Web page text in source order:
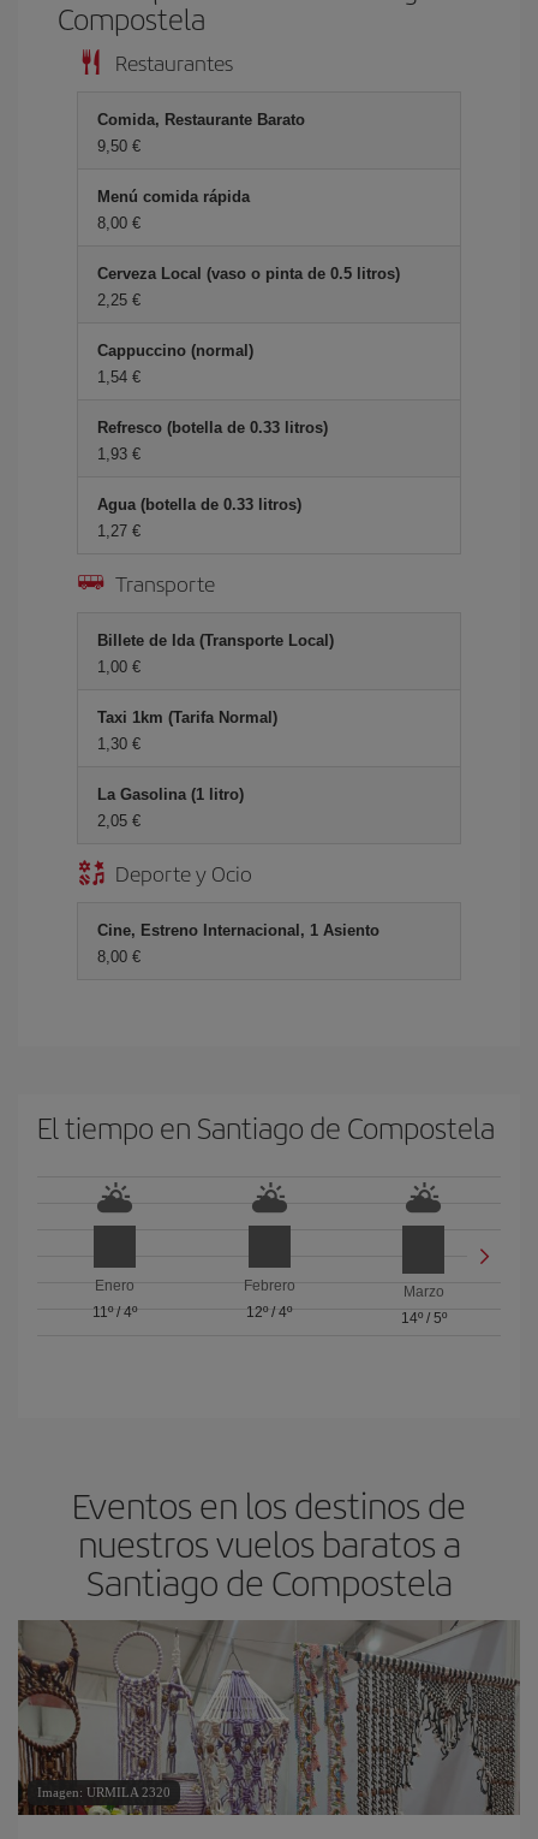
Compostela
Restaurantes
Comida, Restaurante Barato
9,50 €
Menú comida rápida
8,00 €
Cerveza Local (vaso o pinta de 0.5 litros)
2,25 €
Cappuccino (normal)
1,54 €
Refresco (botella de 0.33 litros)
1,93 €
Agua (botella de 0.33 litros)
1,27 €
Transporte
Billete de Ida (Transporte Local)
1,00 €
Taxi 1km (Tarifa Normal)
1,30 €
La Gasolina (1 litro)
2,05 €
Deporte y Ocio
Cine, Estreno Internacional, 1 Asiento
8,00 €
El tiempo en Santiago de Compostela
Enero
11º/ 4º
Febrero
12º/ 4º
Marzo
14º/ 5º
Eventos en los destinos de
nuestros vuelos baratos a
Santiago de Compostela
Imagen: URMILA 2320